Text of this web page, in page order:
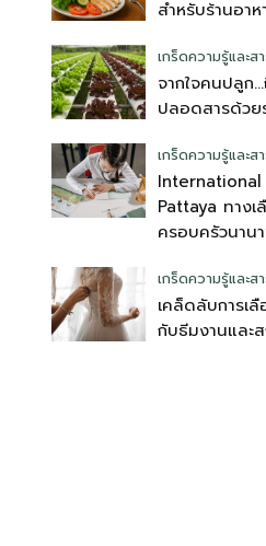
สำหรับร้านอาห
เกร็ดความรู้และส
จากใจคนปลูก
ปลอดสารด้วย
เกร็ดความรู้และส
Pattaya ทางเ
ครอบครัวนาน
เกร็ดความรู้และส
เคล็ดลับการเ
กับธีมงานและ